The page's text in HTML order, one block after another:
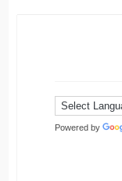
Powered by